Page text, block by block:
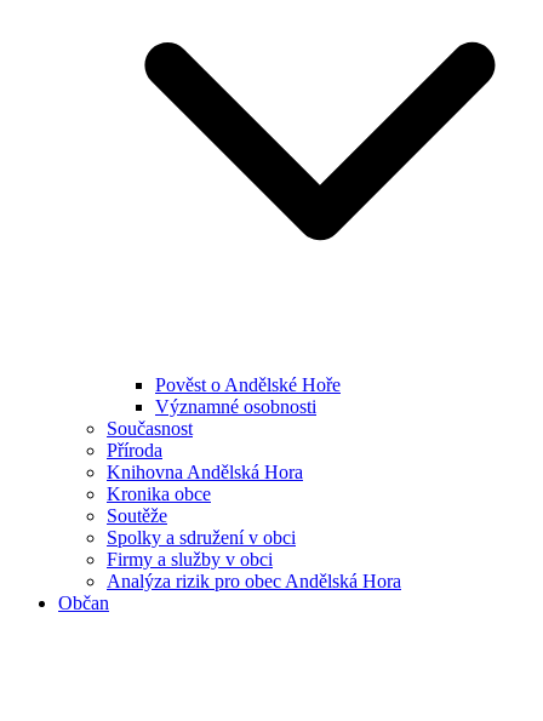
Pověst o Andělské Hoře
Významné osobnosti
Současnost
Příroda
Knihovna Andělská Hora
Kronika obce
Soutěže
Spolky a sdružení v obci
Firmy a služby v obci
Analýza rizik pro obec Andělská Hora
Občan